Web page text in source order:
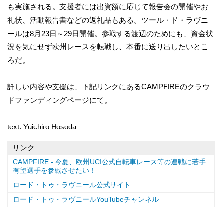
も実施される。支援者には出資額に応じて報告会の開催やお
礼状、活動報告書などの返礼品もある。ツール・ド・ラヴニ
ールは8月23日～29日開催。参戦する渡辺のためにも、資金状
況を気にせず欧州レースを転戦し、本番に送り出したいとこ
ろだ。
詳しい内容や支援は、下記リンクにあるCAMPFIREのクラウ
ドファンディングページにて。
text: Yuichiro Hosoda
リンク
CAMPFIRE - 今夏、欧州UCI公式自転車レース等の連戦に若手
有望選手を参戦させたい！
ロード・トゥ・ラヴニール公式サイト
ロード・トゥ・ラヴニールYouTubeチャンネル